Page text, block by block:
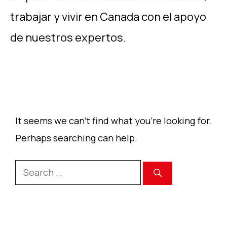
trabajar y vivir en Canada con el apoyo
de nuestros expertos.
It seems we can’t find what you’re looking for.
Perhaps searching can help.
Search
for: